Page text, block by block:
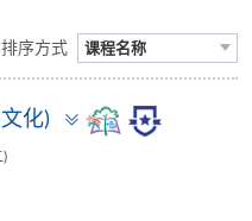
排序方式 课程名称
化)
Toggle
panel
)